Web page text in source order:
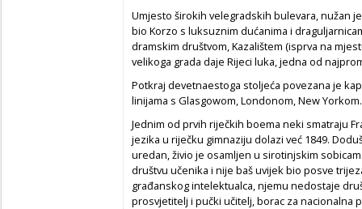
Umjesto širokih velegradskih bulevara, nužan
bio Korzo s luksuznim dućanima i
dramskim društvom, Kazalištem (isprva na
velikoga grada daje Rijeci luka, jedna od
Potkraj devetnaestoga stoljeća povezana je
linijama s Glasgowom, Londonom, New
Jednim od prvih riječkih boema neki smatraju
jezika u riječku gimnaziju dolazi već 1849.
uredan, živio je osamljen u sirotinjskim
društvu učenika i nije baš uvijek bio posve
građanskog intelektualca, njemu nedostaje
prosvjetitelj i pučki učitelj, borac za